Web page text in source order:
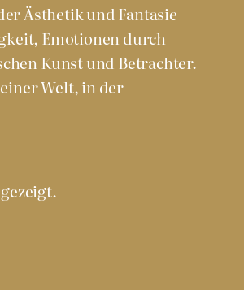
Ästhetik und Fantasie
Emotionen durch
Kunst und Betrachter.
Welt, in der